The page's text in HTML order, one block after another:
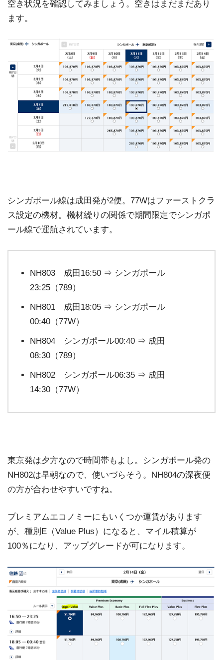
空き状況を確認してみましょう。空きはまだまだあり
ます。
シンガポール線は成田発が2便。77Wはファーストクラ
ス設定の機材。機材繰りの関係で期間限定でシンガポ
ール線で運航されています。
NH803 成田16:50 ⇒ シンガポール
23:25（789）
NH801 成田18:05 ⇒ シンガポール
00:40（77W）
NH804 シンガポール00:40 ⇒ 成田
08:30（789）
NH802 シンガポール06:35 ⇒ 成田
14:30（77W）
東京発は夕方なので時間帯もよし。シンガポール発の
NH802は早朝なので、使いづらそう。NH804の深夜便
の方が合わせやすいですね。
プレミアムエコノミーにもいくつか運賃があります
が、種別E（Value Plus）になると、マイル積算が
100％になり、アップグレードが可になります。